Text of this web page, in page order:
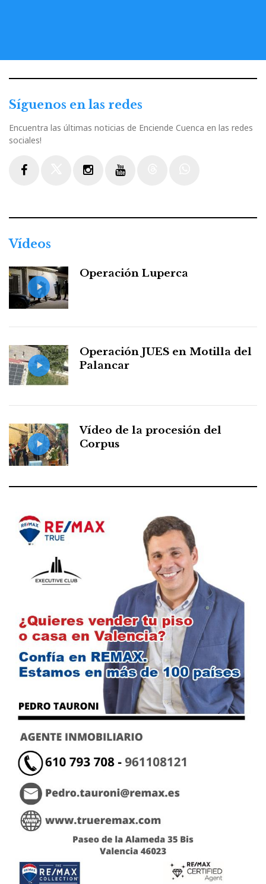
Síguenos en las redes
Encuentra las últimas noticias de Enciende Cuenca en las redes
sociales!
Vídeos
Operación Luperca
Operación JUES en Motilla del
Palancar
Vídeo de la procesión del
Corpus